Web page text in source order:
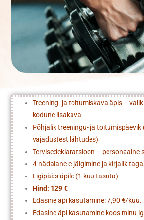
Treening- ja toitumiskava äpis –
kodune lisakava
Põhjalik treeningu- ja toitumispäevik
vajadustest lähtudes)
Tervisedeklaratsioon – personaalne
4-nädalane e-jälgimine ja kirjalik
Ligipääs äpile (1 kuu tasuta)
Hind: 129 €
Edasine äpi kasutamine: 7,90 €/kuu.
Edasine äpi kasutamine koos minu